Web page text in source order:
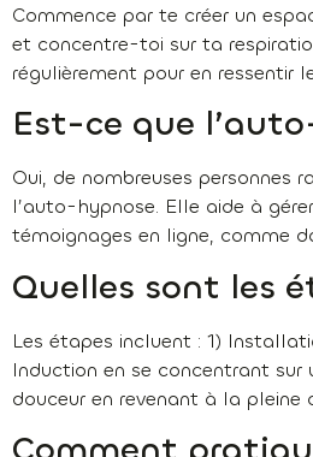
Commence par te créer un
et concentre-toi sur ta
régulièrement pour en ressentir
Est-ce que
Oui, de nombreuses personnes
l’auto-hypnose. Elle aide à
témoignages en ligne, comme
Quelles sont les
Les étapes incluent : 1)
Induction en se concentrant sur
douceur en revenant à la pleine